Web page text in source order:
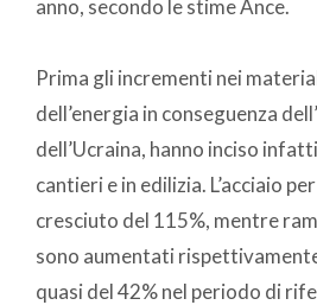
anno, secondo le stime Ance.
Prima gli incrementi nei
dell’energia in conseguenza
dell’Ucraina, hanno inciso
cantieri e in edilizia. L’acciaio
cresciuto del 115%, mentre
sono aumentati
quasi del 42% nel periodo di